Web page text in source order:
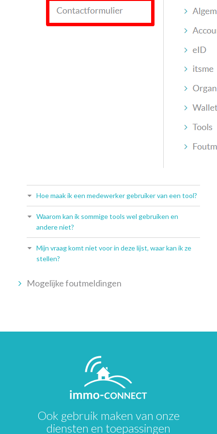
Hoe maak ik een medewerker gebruiker van een tool?
Waarom kan ik sommige tools wel gebruiken en
andere niet?
Mijn vraag komt niet voor in deze lijst, waar kan ik ze
stellen?
Mogelijke foutmeldingen
Ook gebruik maken van onze
diensten en toepassingen